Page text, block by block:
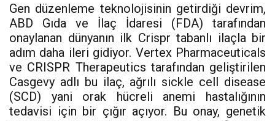
Gen düzenleme teknolojisinin getirdiği devrim,
ABD Gıda ve İlaç İdaresi (FDA) tarafından
onaylanan dünyanın ilk Crispr tabanlı ilaçla bir
adım daha ileri gidiyor. Vertex Pharmaceuticals
ve CRISPR Therapeutics tarafından geliştirilen
Casgevy adlı bu ilaç, ağrılı sickle cell disease
(SCD) yani orak hücreli anemi hastalığının
tedavisi için bir çığır açıyor. Bu onay, genetik